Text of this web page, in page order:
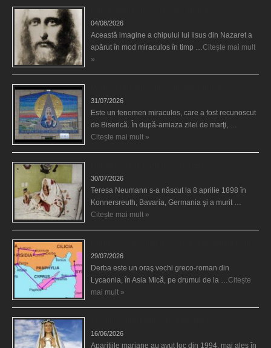
04/08/2026
Această imagine a chipului lui Iisus din Nazaret a
apărut în mod miraculos în timp …Citește mai mult
»
31/07/2026
Este un fenomen miraculos, care a fost recunoscut
de Biserică. În după-amiaza zilei de marţi, …
Citește mai mult »
30/07/2026
Teresa Neumann s-a născut la 8 aprilie 1898 în
Konnersreuth, Bavaria, Germania şi a murit …
Citește mai mult »
29/07/2026
Derba este un oraş vechi greco-roman din
Lycaonia, în Asia Mică, pe drumul de la …Citește
mai mult »
16/06/2026
Aparițiile mariane au avut loc din 1994, mai ales în